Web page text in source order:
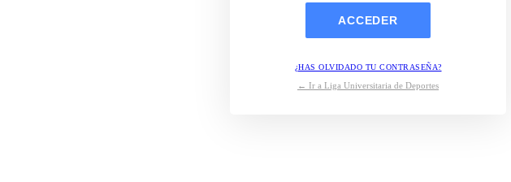
¿HAS OLVIDADO TU CONTRASEÑA?
← Ir a Liga Universitaria de Deportes